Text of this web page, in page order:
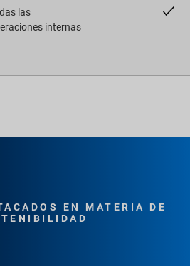
las
internas
EN MATERIA DE